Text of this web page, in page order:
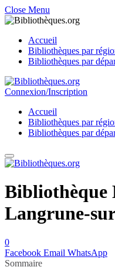
Close Menu
Accueil
Bibliothèques par
Bibliothèques par
Connexion/Inscription
Accueil
Bibliothèques par
Bibliothèques par
Bibliothèque
Langrune-
0
Facebook Email WhatsApp
Sommaire